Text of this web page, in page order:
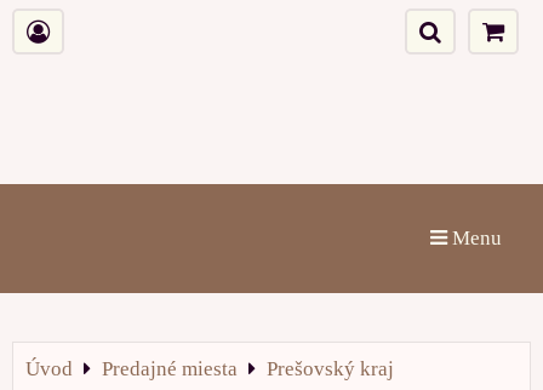
Menu
Úvod Predajné miesta Prešovský kraj